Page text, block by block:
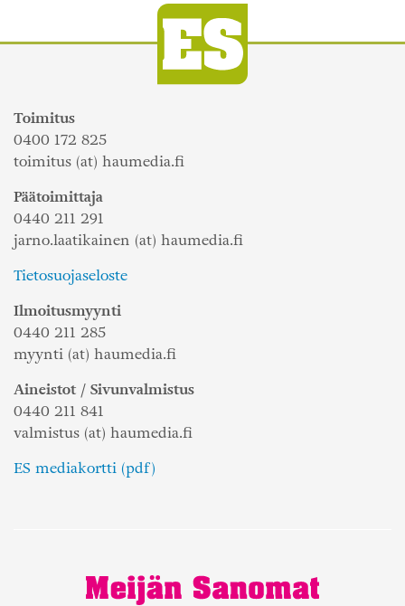
Toimitus
0400 172 825
toimitus (at) haumedia.fi
Päätoimittaja
0440 211 291
jarno.laatikainen (at) haumedia.fi
Tietosuojaseloste
Ilmoitusmyynti
0440 211 285
myynti (at) haumedia.fi
Aineistot / Sivunvalmistus
0440 211 841
valmistus (at) haumedia.fi
ES mediakortti (pdf)